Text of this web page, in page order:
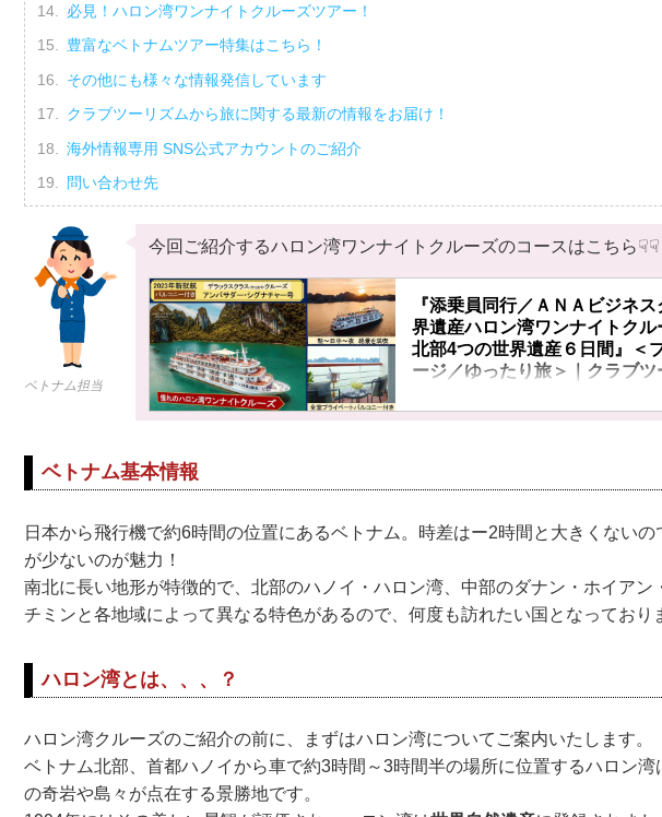
必見！ハロン湾ワンナイトクルーズツアー！
豊富なベトナムツアー特集はこちら！
その他にも様々な情報発信しています
クラブツーリズムから旅に関する最新の情報をお届け！
海外情報専用 SNS公式アカウントのご紹介
問い合わせ先
ベトナム担当
今回ご紹介するハロン湾ワンナイトクルーズのコースはこちら☟☟
『添乗員同行／ＡＮＡビジネ
界遺産ハロン湾ワンナイトク
北部4つの世界遺産６日間』＜
ージ／ゆったり旅＞｜クラブツ
『添乗員同行／ＡＮＡビジネスクラス
ベトナム基本情報
日本から飛行機で約6時間の位置にあるベトナム。時差はー2時間と大きくない
が少ないのが魅力！
南北に長い地形が特徴的で、北部のハノイ・ハロン湾、中部のダナン・ホイアン
チミンと各地域によって異なる特色があるので、何度も訪れたい国となっており
ハロン湾とは、、、？
ハロン湾クルーズのご紹介の前に、まずはハロン湾についてご案内いたします。
ベトナム北部、首都ハノイから車で約3時間～3時間半の場所に位置するハロン湾
の奇岩や島々が点在する景勝地です。